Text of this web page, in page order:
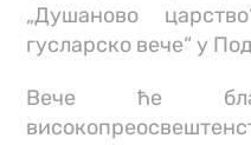
„Душаново
гусларско вече“ у
Вече ће